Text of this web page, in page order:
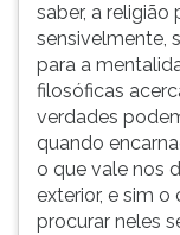
saber, a religião
sensivelmente,
para a
filosóficas
verdades
quando
o que vale nos
exterior, e sim
procurar neles